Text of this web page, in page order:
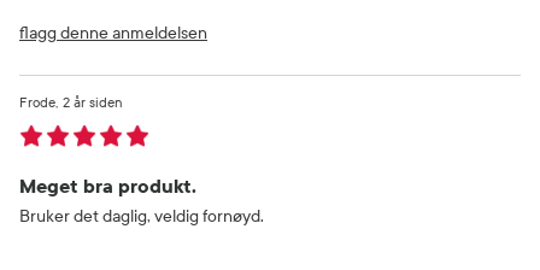
flagg denne anmeldelsen
Meget bra produkt.
2 år siden
Frode
Bruker det daglig, veldig fornøyd.